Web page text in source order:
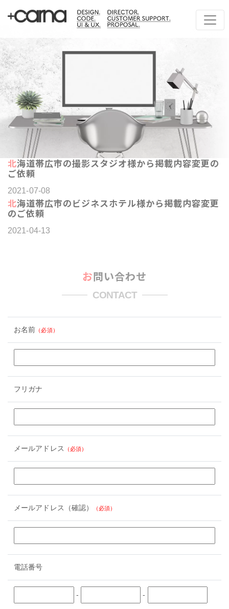
北海道帯広市の撮影スタジオ様から掲載内容変更の
ご依頼
2021-07-08
北海道帯広市のビジネスホテル様から掲載内容変更
のご依頼
2021-04-13
お問い合わせ
CONTACT
お名前 （必須）
フリガナ
メールアドレス （必須）
メールアドレス（確認） （必須）
電話番号
- -